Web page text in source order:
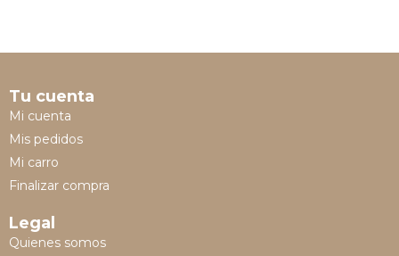
Tu cuenta
Mi cuenta
Mis pedidos
Mi carro
Finalizar compra
Legal
Quienes somos